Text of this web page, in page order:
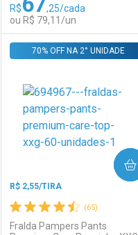
Comprar sem Desconto
Por R$ 125,99/cada
Por R$ 125,99/cada
R$
,25/cada
ou R$ 79,11/un
Laboratório
Por Menos
(65)
R$ 2,55/TIRA
Fralda Pampers Pants
70% OFF NA 2° UNIDADE
COMPRAR